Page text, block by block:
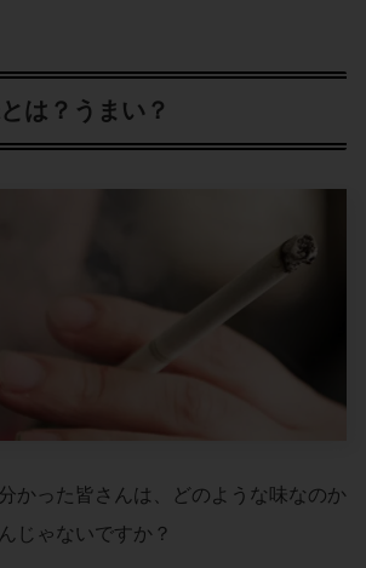
は？うまい？
かった皆さんは、どのような味なのか
じゃないですか？